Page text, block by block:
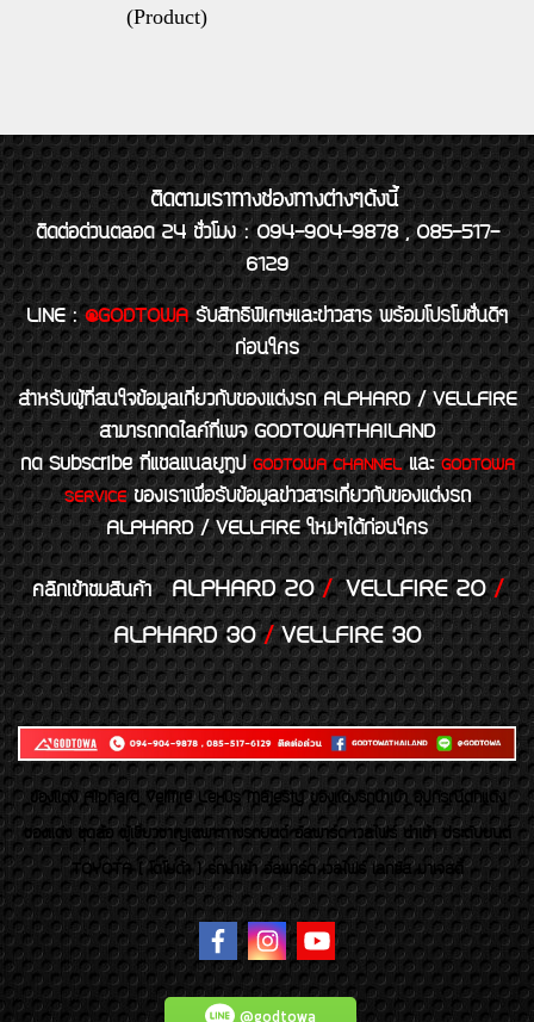
(Product)
ติดตามเราทางช่องทางต่างๆดังนี้
ติดต่อด่วนตลอด 24 ชั่วโมง : 094-904-9878 , 085-517-
6129
LINE : @GODTOWA รับสิทธิพิเศษและข่าวสาร พร้อมโปรโมชั่นดีๆ
ก่อนใคร
สำหรับผู้ที่สนใจข้อมูลเกี่ยวกับของแต่งรถ ALPHARD / VELLFIRE
สามารถกดไลค์ที่เพจ GODTOWATHAILAND
กด Subscribe ที่แชลแนลยูทูปGODTOWA CHANNELและGODTOWA
SERVICEของเราเพื่อรับข้อมูลข่าวสารเกี่ยวกับของแต่งรถ
ALPHARD / VELLFIRE ใหม่ๆได้ก่อนใคร
คลิกเข้าชมสินค้า ALPHARD 20/VELLFIRE 20/
ALPHARD 30/VELLFIRE 30
ของเเต่ง Alphard Vellfire Lexus Majesty ของเเต่งรถนำเข้า อุปกรณ์ตกแต่ง
ของแต่ง ชุดล้อ ผู้เชี่ยวชาญเฉพาะทางรถยนต์ อัลพาร์ด เวลไฟร์ นำเข้า ประดับยนต์
TOYOTA ( โตโยต้า ) รถนำเข้า อัลพาร์ด เวลไฟร์ เลกซัส มาเจสตี้